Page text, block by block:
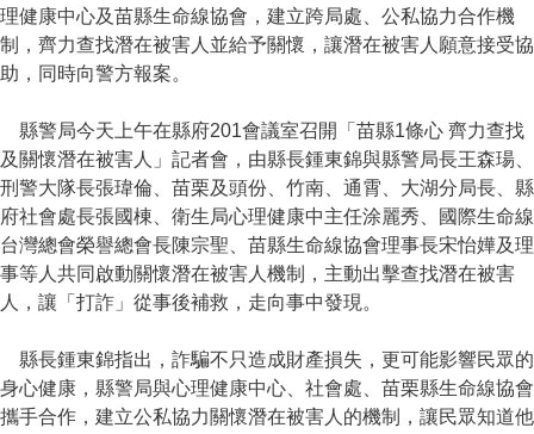
理健康中心及苗縣生命線協會，建立跨局處、公私協力合作機
制，齊力查找潛在被害人並給予關懷，讓潛在被害人願意接受協
助，同時向警方報案。
縣警局今天上午在縣府201會議室召開「苗縣1條心 齊力查找
及關懷潛在被害人」記者會，由縣長鍾東錦與縣警局長王森瑒、
刑警大隊長張瑋倫、苗栗及頭份、竹南、通霄、大湖分局長、縣
府社會處長張國棟、衛生局心理健康中主任涂麗秀、國際生命線
台灣總會榮譽總會長陳宗聖、苗縣生命線協會理事長宋怡嬅及理
事等人共同啟動關懷潛在被害人機制，主動出擊查找潛在被害
人，讓「打詐」從事後補救，走向事中發現。
縣長鍾東錦指出，詐騙不只造成財產損失，更可能影響民眾的
身心健康，縣警局與心理健康中心、社會處、苗栗縣生命線協會
攜手合作，建立公私協力關懷潛在被害人的機制，讓民眾知道他